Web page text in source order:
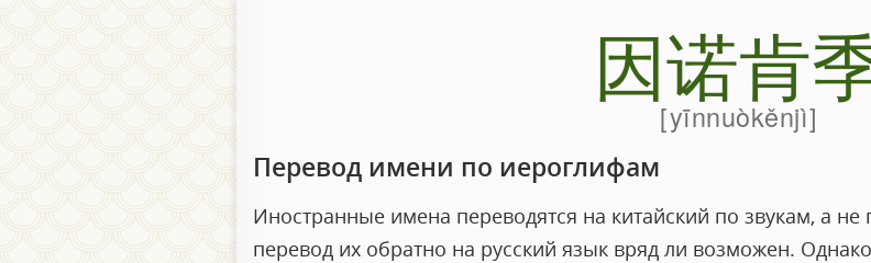
因诺肯
yīnnuòkěnjì
Перевод имени по иероглифам
Иностранные имена переводятся на китайский по звукам, а
перевод их обратно на русский язык вряд ли возможен.